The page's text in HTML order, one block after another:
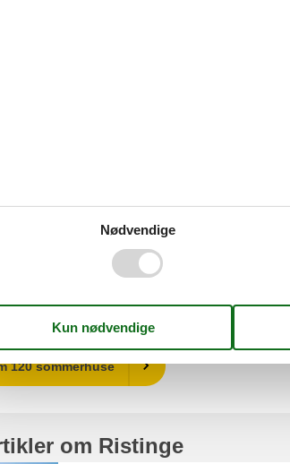
til leje i Ristinge her
i Ristinge - vi hjælper gerne
eller særlige ønsker i forbindelse med din
ring på 8724 2251.
af Feline Holidays
imødekommende telefonsamtale. Meget
man bliver guidet godt igennem det hele.
En meget nem og overskuelig hjemmeside,
120 sommerhuse
om Ristinge
Nødvendige